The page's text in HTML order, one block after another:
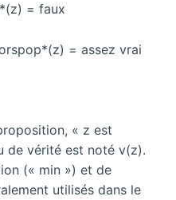
= faux
= assez vrai
« z est
de vérité est noté v(z).
(« min ») et de
utilisés dans le